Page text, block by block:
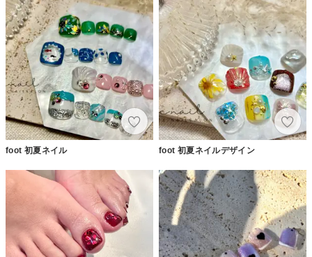
foot 初夏ネイル foot 初夏ネイルデザイン